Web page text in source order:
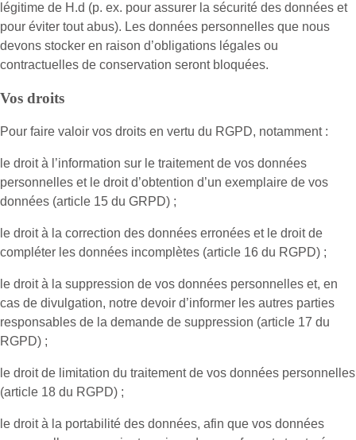
légitime de H.d (p. ex. pour assurer la sécurité des données et
pour éviter tout abus). Les données personnelles que nous
devons stocker en raison d’obligations légales ou
contractuelles de conservation seront bloquées.
Vos droits
Pour faire valoir vos droits en vertu du RGPD, notamment :
le droit à l’information sur le traitement de vos données
personnelles et le droit d’obtention d’un exemplaire de vos
données (article 15 du GRPD) ;
le droit à la correction des données erronées et le droit de
compléter les données incomplètes (article 16 du RGPD) ;
le droit à la suppression de vos données personnelles et, en
cas de divulgation, notre devoir d’informer les autres parties
responsables de la demande de suppression (article 17 du
RGPD) ;
le droit de limitation du traitement de vos données personnelles
(article 18 du RGPD) ;
le droit à la portabilité des données, afin que vos données